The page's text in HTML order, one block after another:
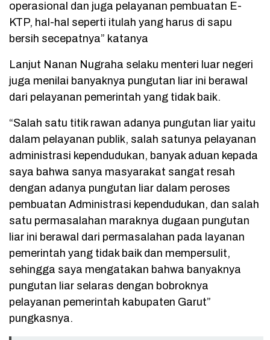
operasional dan juga pelayanan pembuatan E-
KTP, hal-hal seperti itulah yang harus di sapu
bersih secepatnya” katanya
Lanjut Nanan Nugraha selaku menteri luar negeri
juga menilai banyaknya pungutan liar ini berawal
dari pelayanan pemerintah yang tidak baik.
“Salah satu titik rawan adanya pungutan liar yaitu
dalam pelayanan publik, salah satunya pelayanan
administrasi kependudukan, banyak aduan kepada
saya bahwa sanya masyarakat sangat resah
dengan adanya pungutan liar dalam peroses
pembuatan Administrasi kependudukan, dan salah
satu permasalahan maraknya dugaan pungutan
liar ini berawal dari permasalahan pada layanan
pemerintah yang tidak baik dan mempersulit,
sehingga saya mengatakan bahwa banyaknya
pungutan liar selaras dengan bobroknya
pelayanan pemerintah kabupaten Garut”
pungkasnya.